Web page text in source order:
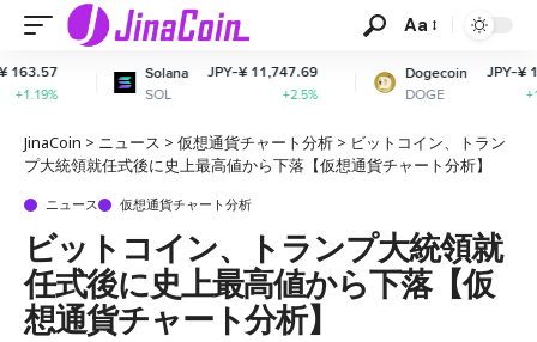
Aa
Solana
SOL
JPY-¥ 11,747.69
+2.5%
Dogecoin
DOGE
JPY-¥ 11.07
+1.53%
JinaCoin > ニュース > 仮想通貨チャート分析 > ビットコイン、トラン
プ大統領就任式後に史上最高値から下落【仮想通貨チャート分析】
ニュース 仮想通貨チャート分析
ビットコイン、トランプ大統領就
任式後に史上最高値から下落【仮
想通貨チャート分析】